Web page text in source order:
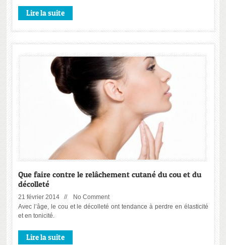
Lire la suite
Que faire contre le relâchement cutané du cou et du
décolleté
21 février 2014 //
No Comment
Avec l’âge, le cou et le décolleté ont tendance à perdre en élasticité
et en tonicité.
Lire la suite